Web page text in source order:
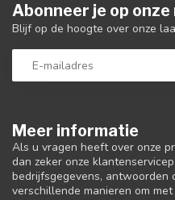
Meer informatie
Als u vragen heeft over onze
dan zeker onze
bedrijfsgegevens, antwoorden
verschillende manieren om
Abonneer je op
Blijf op de hoogte over onze